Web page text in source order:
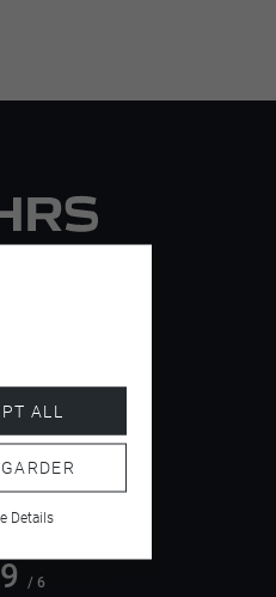
/ 6
ALL
Details